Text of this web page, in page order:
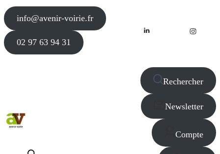
info@avenir-voirie.fr
02 97 63 94 31
Rechercher
Newsletter
Compte